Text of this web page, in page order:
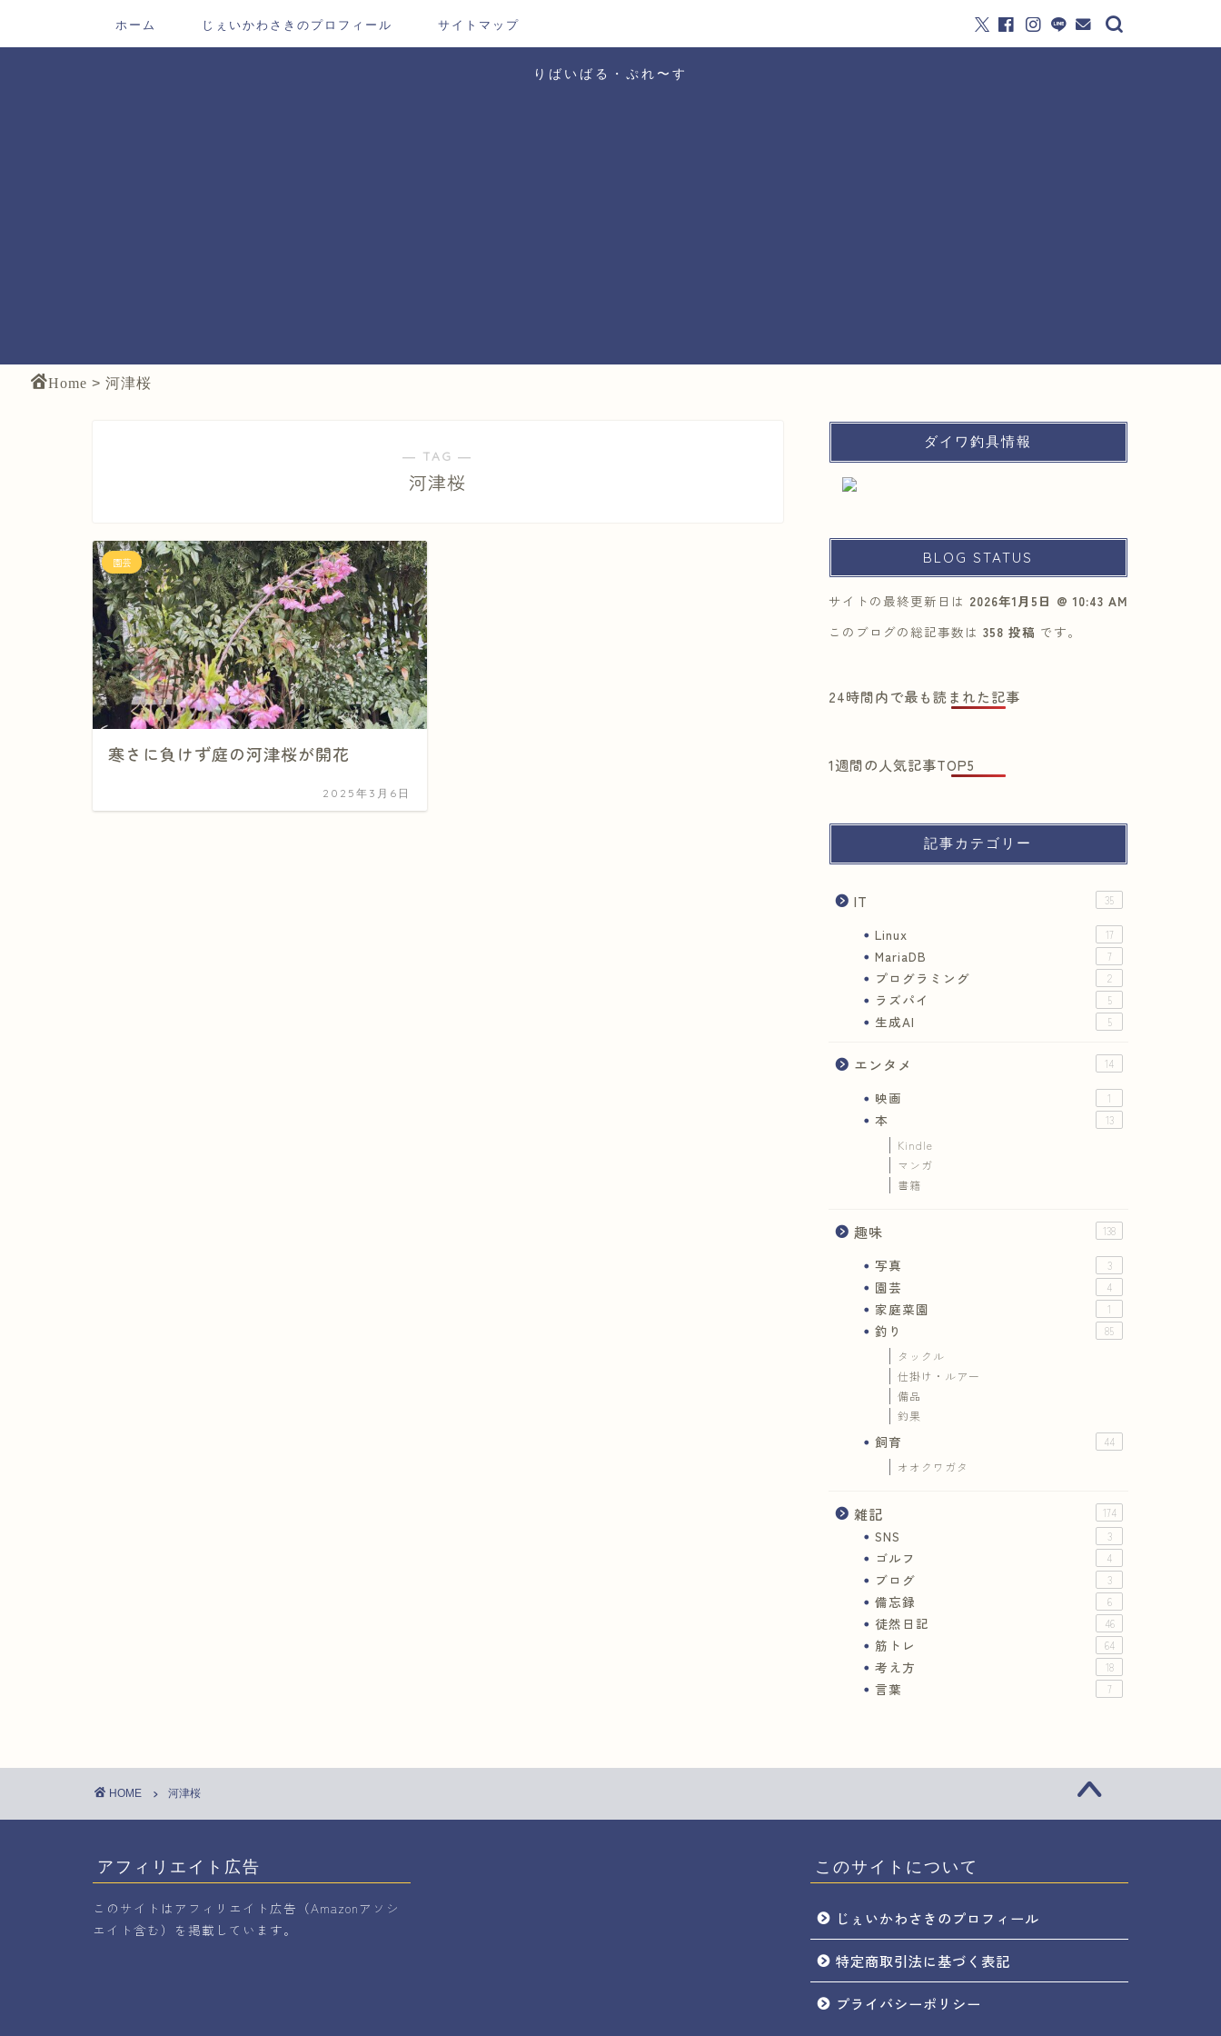
ホーム じぇいかわさきのプロフィール サイトマップ
りばいばる・ぷれ〜す
Home > 河津桜
― TAG ―
河津桜
園芸
寒さに負けず庭の河津桜が開花
2025年3月6日
ダイワ釣具情報
BLOG STATUS
サイトの最終更新日は 2026年1月5日 @ 10:43 AM
このブログの総記事数は 358 投稿 です。
24時間内で最も読まれた記事
1週間の人気記事TOP5
記事カテゴリー
IT 35
Linux 17
MariaDB 7
プログラミング 2
ラズパイ 5
生成AI 5
エンタメ 14
映画 1
本 13
Kindle
マンガ
書籍
趣味 138
写真 3
園芸 4
家庭菜園 1
釣り 85
タックル
仕掛け・ルアー
備品
釣果
飼育 44
オオクワガタ
雑記 174
SNS 3
ゴルフ 4
ブログ 3
備忘録 6
徒然日記 46
筋トレ 64
考え方 18
言葉 7
HOME 河津桜
アフィリエイト広告
このサイトはアフィリエイト広告（Amazonアソシ
エイト含む）を掲載しています。
このサイトについて
じぇいかわさきのプロフィール
特定商取引法に基づく表記
プライバシーポリシー